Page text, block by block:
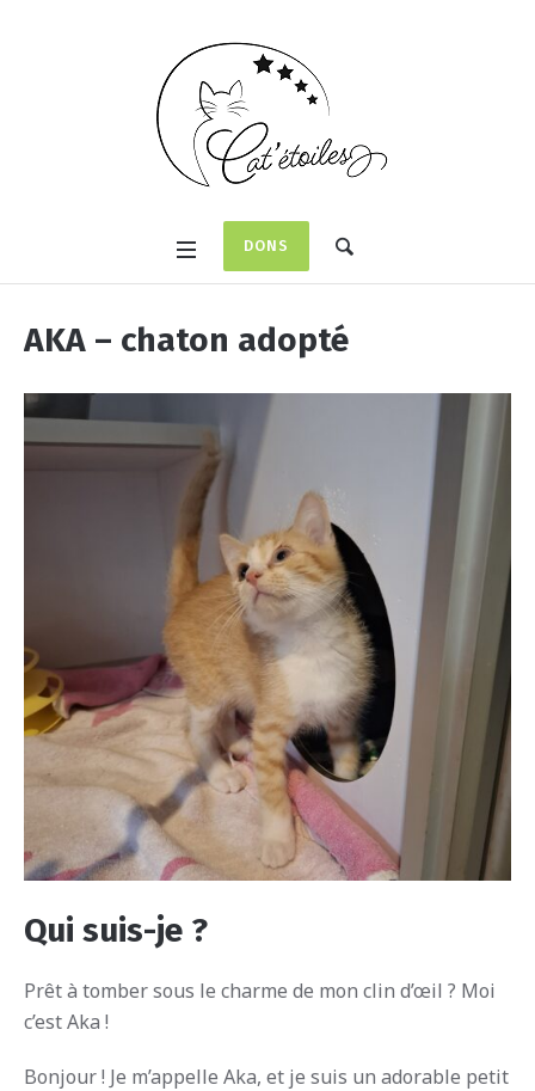
DONS
AKA – chaton adopté
Qui suis-je ?
Prêt à tomber sous le charme de mon clin d’œil ? Moi
c’est Aka !
Bonjour ! Je m’appelle Aka, et je suis un adorable petit